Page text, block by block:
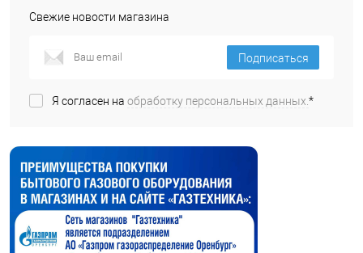
Свежие новости магазина
Подписаться
Я согласен на обработку персональных данных. *